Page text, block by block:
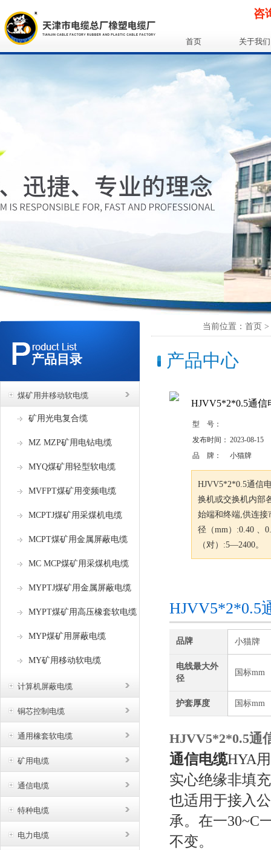
咨
首页 关于我们
产品目录
煤矿用井移动软电缆
矿用光电复合缆
MZ MZP矿用电钻电缆
MYQ煤矿用轻型软电缆
MVFPT煤矿用变频电缆
MCPTJ煤矿用采煤机电缆
MCPT煤矿用金属屏蔽电缆
MC MCP煤矿用采煤机电缆
MYPTJ煤矿用金属屏蔽电缆
MYPT煤矿用高压橡套软电缆
MYP煤矿用屏蔽电缆
MY矿用移动软电缆
计算机屏蔽电缆
铜芯控制电缆
通用橡套软电缆
矿用电缆
通信电缆
特种电缆
电力电缆
当前位置：首页
产品中心
HJVV5*2*0.5通信
型 号：
发布时间： 2023-08-15
品 牌：
小猫牌
HJVV5*2*0.5通信
换机或交换机内部
始端和终端,供连接
径（mm）:0.40 、
（对）:5—2400。
HJVV5*2*0.5
品牌 小猫牌
电线最大外
径
国标mm
护套厚度 国标mm
HJVV5*2*0.5通
通信电缆HYA
实心绝缘非填
也适用于接入
承。在一30~C
不变。